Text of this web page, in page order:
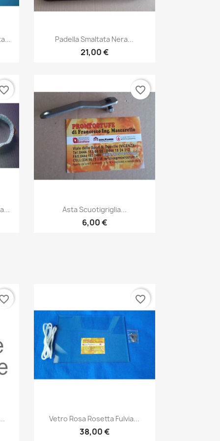
Anteprima
Padella Smaltata Nera...
21,00 €
Anteprima
Asta Scuotigriglia...
6,00 €
favorite_border
Anteprima
Vetro Rosa Rosetta Fulvia...
38,00 €
favorite_border